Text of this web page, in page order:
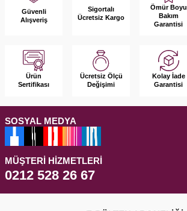
Güvenli
Alışveriş
Sigortalı
Ücretsiz Kargo
Ömür Boyu
Bakım
Garantisi
Ürün
Sertifikası
Ücretsiz Ölçü
Değişimi
Kolay İade
Garantisi
SOSYAL MEDYA
MÜŞTERI HIZMETLERI
0212 528 26 67